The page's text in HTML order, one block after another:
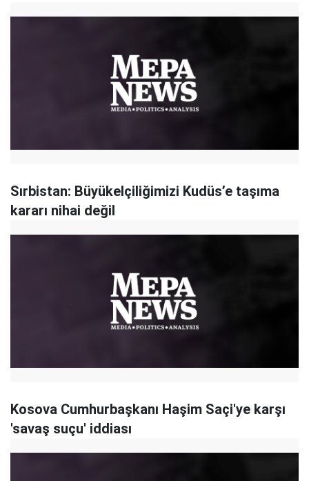
Sırbistan: Büyükelçiliğimizi Kudüs’e taşıma
kararı nihai değil
Kosova Cumhurbaşkanı Haşim Saçi'ye karşı
'savaş suçu' iddiası